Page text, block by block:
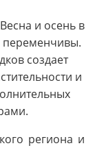
Весна и осень в
переменчивы.
создает
и
региона и